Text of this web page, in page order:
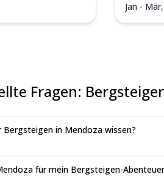
Jan -
Fragen:
Bergsteigen in Mendoza wissen?
für mein Bergsteigen-